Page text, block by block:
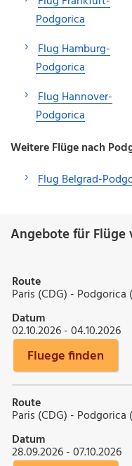
Podgorica
Flug Hamburg-
Podgorica
Flug Hannover-
Podgorica
Weitere Flüge nach
Flug Belgrad-
Angebote für Flüge
Route
Paris (CDG) - Podgorica
Datum
02.10.2026 - 04.10.2026
Fluege finden
Route
Paris (CDG) - Podgorica
Datum
28.09.2026 - 07.10.2026